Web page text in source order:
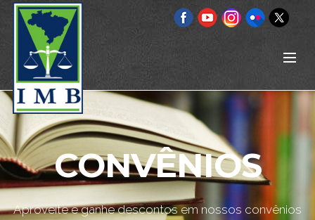
CONVÊNIOS
Aproveite e ganhe descontos em nossos convênios